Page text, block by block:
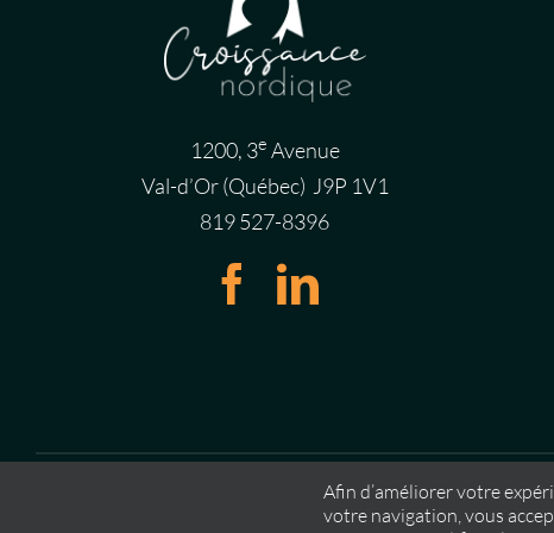
1200, 3e Avenue
Val-d’Or (Québec) J9P 1V1
819 527-8396
©
Afin d’améliorer votre
votre navigation, vous